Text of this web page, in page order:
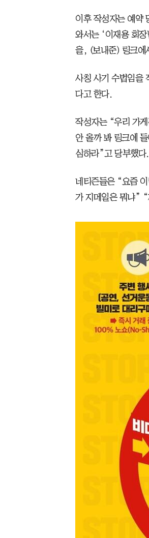
이후 작성자는 예약
와서는 ‘이재용 회
을, (보내준) 링크에
사칭 사기 수법임을
다고 한다.
작성자는 “우리 가
안 올까 봐 링크에
심하라”고 당부했다.
네티즌들은 “요즘
가 지메일은 뭐냐”